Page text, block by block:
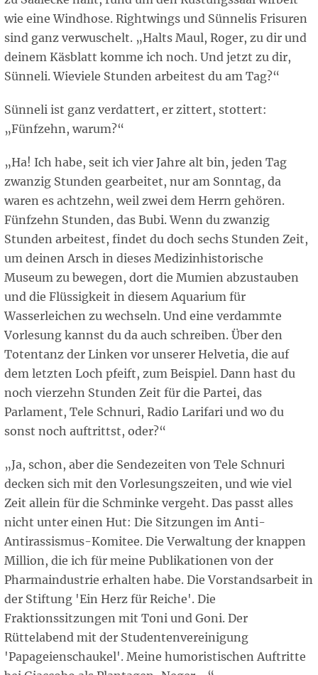
wie eine Windhose. Rightwings und Sünnelis Frisuren
sind ganz verwuschelt. „Halts Maul, Roger, zu dir und
deinem Käsblatt komme ich noch. Und jetzt zu dir,
Sünneli. Wieviele Stunden arbeitest du am Tag?“
Sünneli ist ganz verdattert, er zittert, stottert:
„Fünfzehn, warum?“
„Ha! Ich habe, seit ich vier Jahre alt bin, jeden Tag
zwanzig Stunden gearbeitet, nur am Sonntag, da
waren es achtzehn, weil zwei dem Herrn gehören.
Fünfzehn Stunden, das Bubi. Wenn du zwanzig
Stunden arbeitest, findet du doch sechs Stunden Zeit,
um deinen Arsch in dieses Medizinhistorische
Museum zu bewegen, dort die Mumien abzustauben
und die Flüssigkeit in diesem Aquarium für
Wasserleichen zu wechseln. Und eine verdammte
Vorlesung kannst du da auch schreiben. Über den
Totentanz der Linken vor unserer Helvetia, die auf
dem letzten Loch pfeift, zum Beispiel. Dann hast du
noch vierzehn Stunden Zeit für die Partei, das
Parlament, Tele Schnuri, Radio Larifari und wo du
sonst noch auftrittst, oder?“
„Ja, schon, aber die Sendezeiten von Tele Schnuri
decken sich mit den Vorlesungszeiten, und wie viel
Zeit allein für die Schminke vergeht. Das passt alles
nicht unter einen Hut: Die Sitzungen im Anti-
Antirassismus-Komitee. Die Verwaltung der knappen
Million, die ich für meine Publikationen von der
Pharmaindustrie erhalten habe. Die Vorstandsarbeit in
der Stiftung 'Ein Herz für Reiche'. Die
Fraktionssitzungen mit Toni und Goni. Der
Rüttelabend mit der Studentenvereinigung
'Papageienschaukel'. Meine humoristischen Auftritte